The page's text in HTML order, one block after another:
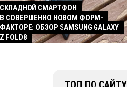
СКЛАДНОЙ СМАРТФОН
В СОВЕРШЕННО НОВОМ ФОРМ-
ФАКТОРЕ: ОБЗОР SAMSUNG GALAXY
Z FOLD8
ТОП ПО САЙТУ